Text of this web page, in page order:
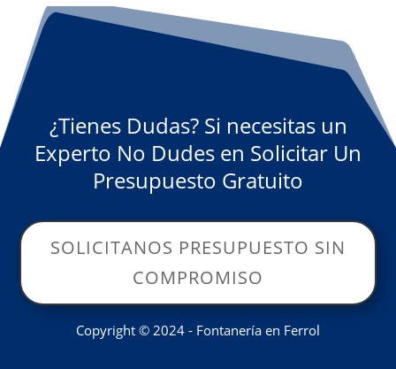
¿Tienes Dudas? Si necesitas un
Experto No Dudes en Solicitar Un
Presupuesto Gratuito
SOLICITANOS PRESUPUESTO SIN
COMPROMISO
Copyright © 2024 - Fontanería en Ferrol